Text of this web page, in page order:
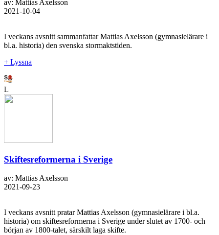
av: Mattias Axelsson
2021-10-04
I veckans avsnitt sammanfattar Mattias Axelsson (gymnasielärare i
bl.a. historia) den svenska stormaktstiden.
+ Lyssna
L
Skiftesreformerna i Sverige
av: Mattias Axelsson
2021-09-23
I veckans avsnitt pratar Mattias Axelsson (gymnasielärare i bl.a.
historia) om skiftesreformerna i Sverige under slutet av 1700- och
början av 1800-talet, särskilt laga skifte.